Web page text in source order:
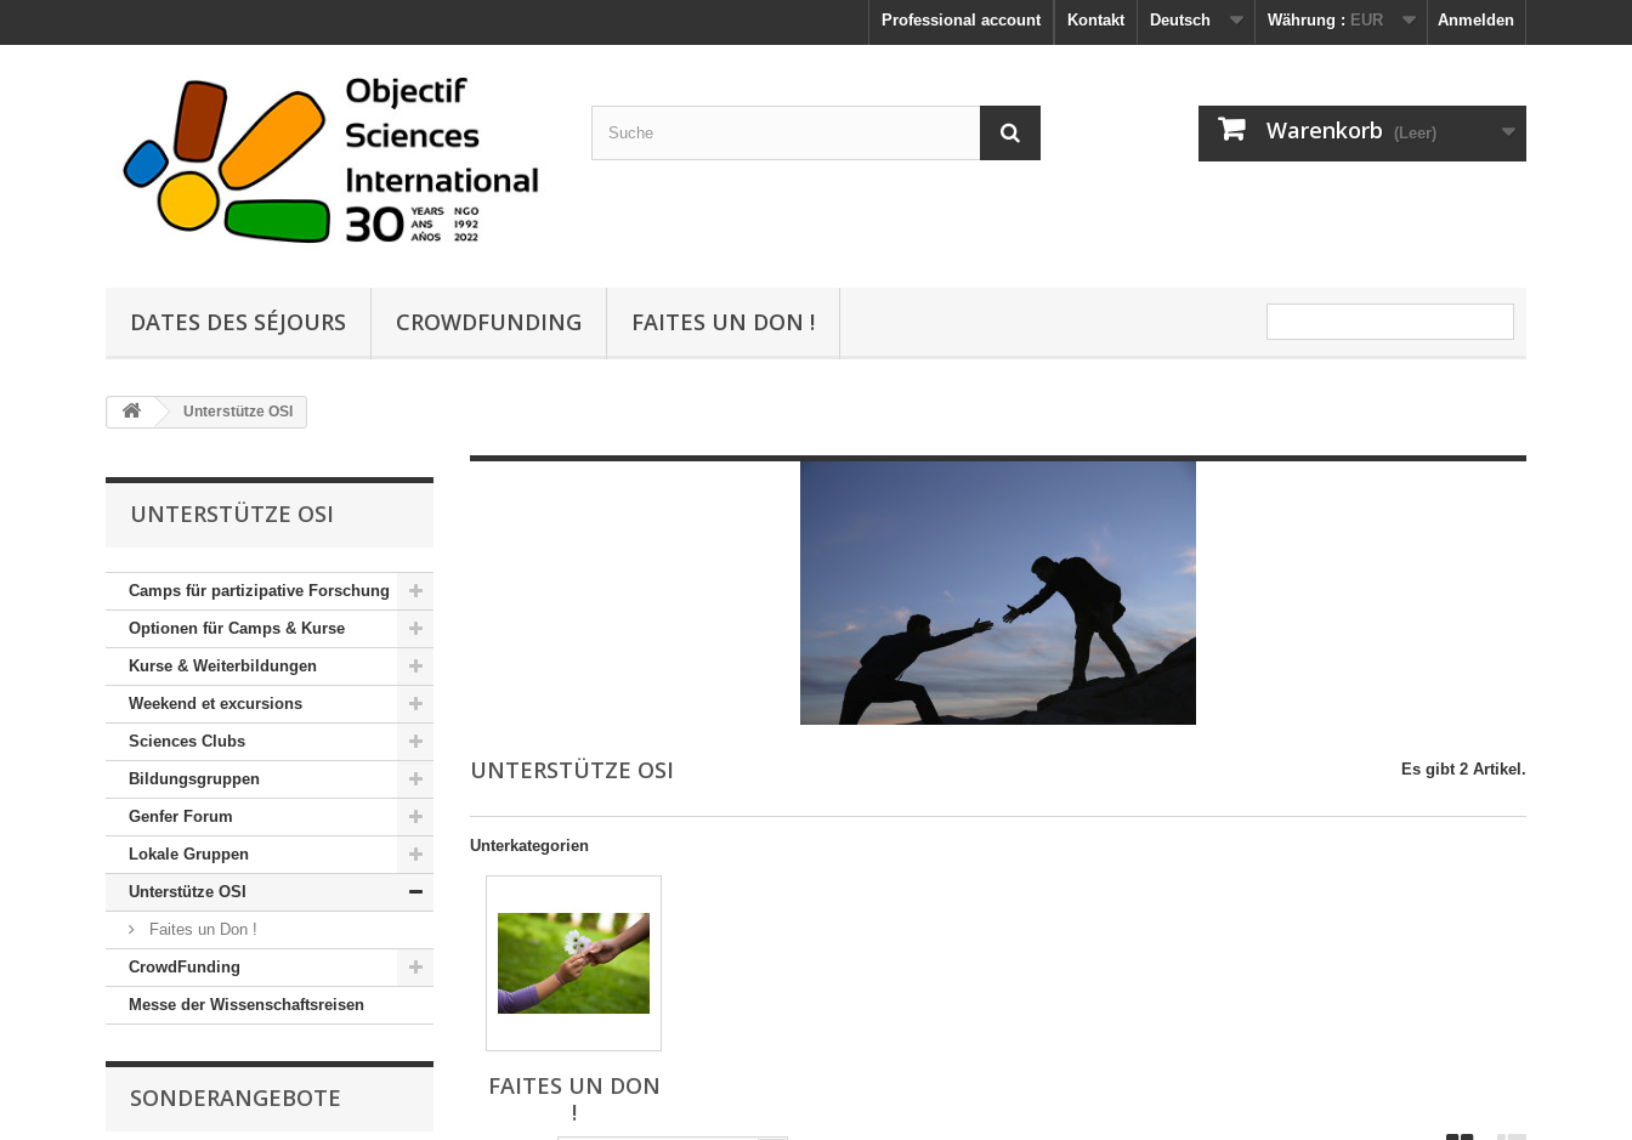
Anmelden
Währung : EUR
Deutsch
Kontakt
Professional account
Warenkorb (Leer)
DATES DES SÉJOURS CROWDFUNDING FAITES UN DON !
Unterstütze OSI
UNTERSTÜTZE OSI
Camps für partizipative Forschung
Optionen für Camps & Kurse
Kurse & Weiterbildungen
Weekend et excursions
Sciences Clubs
Bildungsgruppen
Genfer Forum
Lokale Gruppen
Unterstütze OSI
Faites un Don !
CrowdFunding
Messe der Wissenschaftsreisen
SONDERANGEBOTE
UNTERSTÜTZE OSI Es gibt 2 Artikel.
Unterkategorien
FAITES UN DON
!